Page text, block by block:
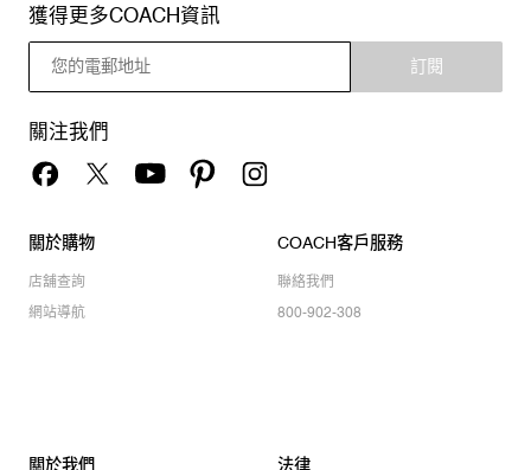
獲得更多COACH資訊
訂閱
關注我們
關於購物
店舖查詢
網站導航
COACH客戶服務
聯絡我們
800-902-308
關於我們 法律